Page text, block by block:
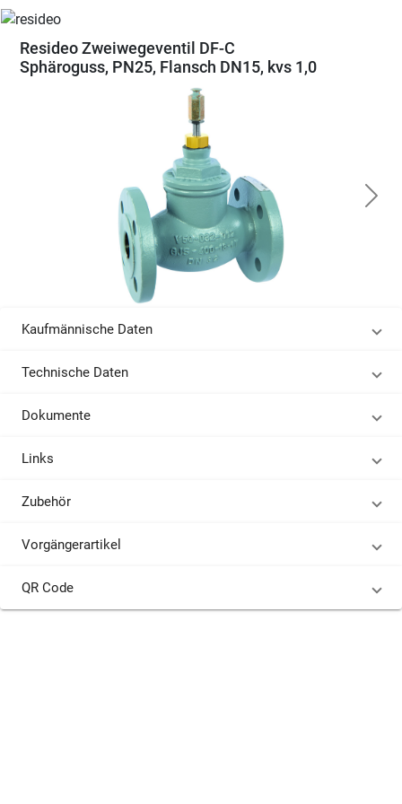
Resideo Zweiwegeventil DF-C
Sphäroguss, PN25, Flansch DN15, kvs 1,0
Kaufmännische Daten
Technische Daten
Dokumente
Links
Zubehör
Vorgängerartikel
QR Code